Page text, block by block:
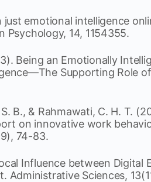
emotional intelligence
Psychology, 14, 1154355.
Being an Emotionally
Supporting Role
B., & Rahmawati, C. H. T.
on innovative work
74-83.
Influence between Digital
Administrative Sciences,